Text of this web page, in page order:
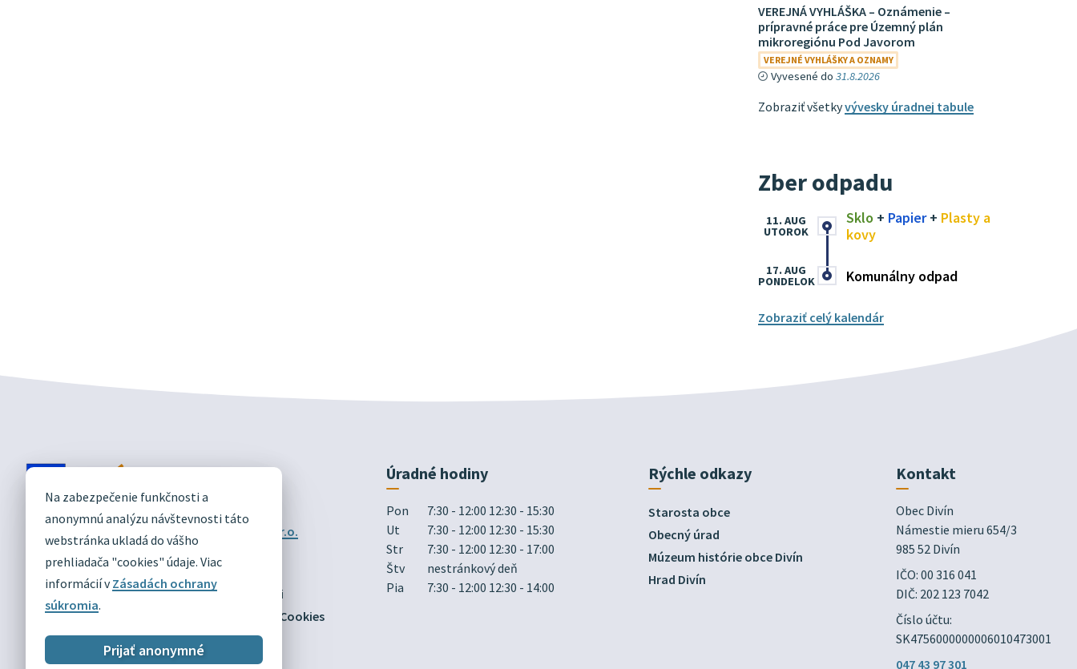
Na zabezpečenie funkčnosti a
anonymnú analýzu návštevnosti táto
webstránka ukladá do vášho
prehliadača "cookies" údaje. Viac
informácií vZásadách ochrany
súkromia.
Prijať anonymné
VEREJNÁ VYHLÁŠKA – Oznámenie –
prípravné práce pre Územný plán
mikroregiónu Pod Javorom
VEREJNÉ VYHLÁŠKY A OZNAMY
Vyvesené do 31.8.2026
Zobraziť všetkyvývesky úradnej tabule
Zber odpadu
Sklo + Papier+ Plasty a
kovy
11. AUG
UTOROK
Komunálny odpad
17. AUG
PONDELOK
Zobraziť celý kalendár
DIVÍN
OFICIÁLNE STRÁNKY
Technický prevádzkovateľ:
Alphabet partner s.r.o.
Správca obsahu:Obec Divín
Posledná aktualizácia:03.08.2026
Mapa
Vyhlásenie o prístupnosti
Zásady ochrany osobných údajov
Nastaviť Cookies
Úradné hodiny
Pon
7:30 - 12:00 12:30 - 15:30
Ut
7:30 - 12:00 12:30 - 15:30
Str
7:30 - 12:00 12:30 - 17:00
Štv
nestránkový deň
Pia
7:30 - 12:00 12:30 - 14:00
Rýchle odkazy
Starosta obce
Obecný úrad
Múzeum histórie obce Divín
Hrad Divín
Kontakt
Obec Divín
Námestie mieru 654/3
985 52 Divín
IČO: 00 316 041
DIČ: 202 123 7042
Číslo účtu:
SK4756000000006010473001
047 43 97 301